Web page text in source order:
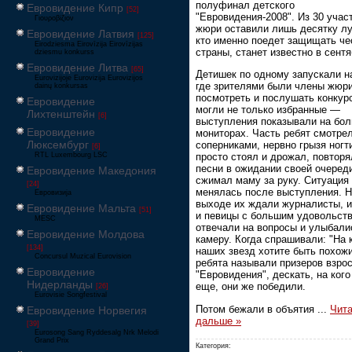
Евровидение Кипр [52]
Γιουροβίζιον
Евровидение Латвия [125]
Eirodziesma Eirovīzija Eirovīzijas
dziesmu konkurss
Евровидение Литва [65]
Eurovizijoje Eurovizija Eurovizijos
dainų konkursas
Евровидение
Лихтенштейн [6]
Евровидение
Люксембург [6]
RTL Luxembourg LSC
Евровидение Македония
[24]
Евровизија
Евровидение Мальта [51]
MESC
Евровидение Молдова
[134]
Concursul Muzical Eurovision
Евровидение
Нидерланды [26]
Eurovisie Songfestival
Евровидение Норвегия
[39]
Eurosong Sang Ryddesalg Nrk Melodi
Grand Prix
полуфинал детского
"Евровидения-2008". Из 30
жюри оставили лишь десятку
кто именно поедет защищать
страны, станет известно в
Детишек по одному запускали
где зрителями были члены
посмотреть и послушать
могли не только избранные —
выступления показывали на
мониторах. Часть ребят
соперниками, нервно грызя
просто стоял и дрожал,
песни в ожидании своей
сжимал маму за руку. Ситуация
менялась после выступления.
выходе их ждали журналисты,
и певицы с большим
отвечали на вопросы и
камеру. Когда спрашивали: "На
наших звезд хотите быть
ребята называли призеров
"Евровидения", дескать, на
еще, они же победили.
Потом бежали в объятия
дальше »
Категория: